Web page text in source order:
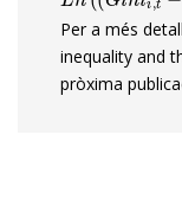
Per a més
inequality and
pròxima